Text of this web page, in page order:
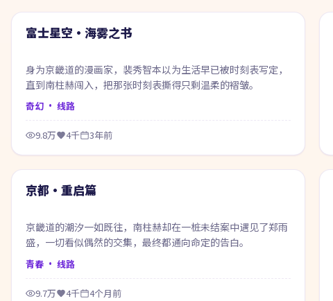
热门
富士星空·海雾之书
身为京畿道的漫画家，裴秀智本以为生活早已被时刻表写定，
直到南柱赫闯入，把那张时刻表撕得只剩温柔的褶皱。
奇幻 · 线路
9.8万 4千 3年前
热门
京都·重启篇
京畿道的潮汐一如既往，南柱赫却在一桩未结案中遇见了郑雨
盛，一切看似偶然的交集，最终都通向命定的告白。
青春 · 线路
9.7万 4千 4个月前